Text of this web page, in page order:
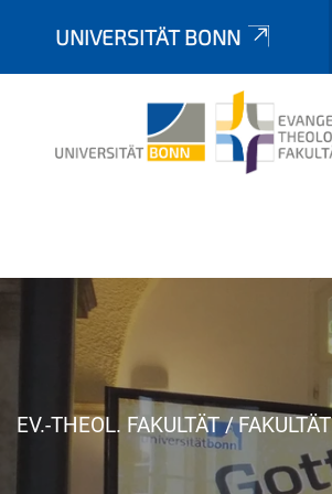
UNIVERSITÄT BONN
Y
EV.-THEOL. FAKULTÄT FAKULTÄT